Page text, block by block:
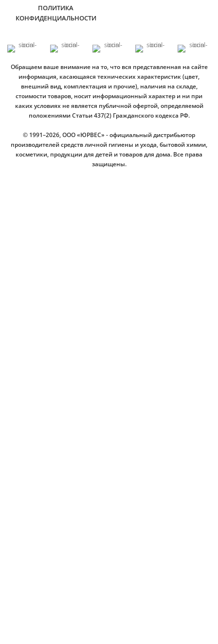
ПОЛИТИКА
КОНФИДЕНЦИАЛЬНОСТИ
Обращаем ваше внимание на то, что вся представленная на сайте
информация, касающаяся технических характеристик (цвет,
внешний вид, комплектация и прочие), наличия на складе,
стоимости товаров, носит информационный характер и ни при
каких условиях не является публичной офертой, определяемой
положениями Статьи 437(2) Гражданского кодекса РФ.
© 1991–2026, ООО «ЮРВЕС» - официальный дистрибьютор
производителей средств личной гигиены и ухода, бытовой химии,
косметики, продукции для детей и товаров для дома. Все права
защищены.